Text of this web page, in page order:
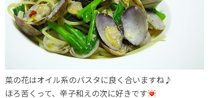
菜の花はオイル系のパスタに良く合いますね♪
ほろ苦くって、辛子和えの次に好きです